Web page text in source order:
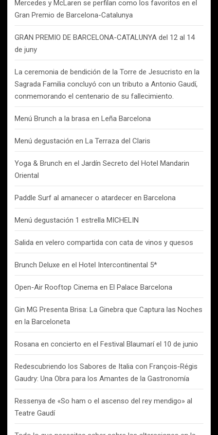
Mercedes y McLaren se perfilan como los favoritos en el
Gran Premio de Barcelona-Catalunya
GRAN PREMIO DE BARCELONA-CATALUNYA del 12 al 14
de juny
La ceremonia de bendición de la Torre de Jesucristo en la
Sagrada Familia concluyó con un tributo a Antonio Gaudí,
conmemorando el centenario de su fallecimiento.
Menú Brunch a la brasa en Leña Barcelona
Menú degustación en La Terraza del Claris
Yoga & Brunch en el Jardín Secreto del Hotel Mandarin
Oriental
Paddle Surf al amanecer o atardecer en Barcelona
Menú degustación 1 estrella MICHELIN
Salida en velero compartida con cata de vinos y quesos
Brunch Deluxe en el Hotel Intercontinental 5*
Open-Air Rooftop Cinema en El Palace Barcelona
Gin MG Presenta Brisa: La Ginebra que Captura las Noches
en la Barceloneta
Rosana en concierto en el Festival Blaumarí el 10 de junio
Redescubriendo los Sabores de Italia con François-Régis
Gaudry: Una Obra para los Amantes de la Gastronomía
Ressenya de «So ham o el ascenso del rey mendigo» al
Teatre Gaudí